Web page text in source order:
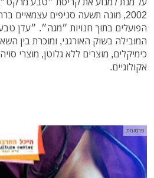
הפועלים בתוך חנויות ״מגה״. ״עדן
המובילה בשוק האורגני, ומוכרת בין
כימיקלים, מוצרים ללא גלוטן, מוצרי סויה
אקולוגיים.
פרסומת